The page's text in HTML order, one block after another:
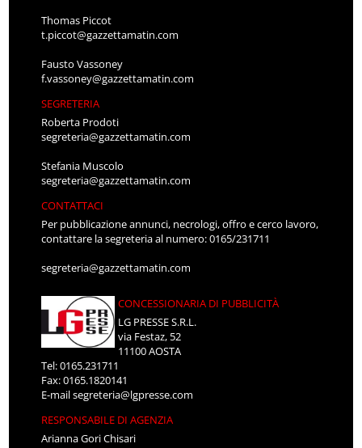
Thomas Piccot
t.piccot@gazzettamatin.com
Fausto Vassoney
f.vassoney@gazzettamatin.com
SEGRETERIA
Roberta Prodoti
segreteria@gazzettamatin.com
Stefania Muscolo
segreteria@gazzettamatin.com
CONTATTACI
Per pubblicazione annunci, necrologi, offro e cerco lavoro,
contattare la segreteria al numero: 0165/231711
segreteria@gazzettamatin.com
CONCESSIONARIA DI PUBBLICITÀ
LG PRESSE S.R.L.
via Festaz, 52
11100 AOSTA
Tel: 0165.231711
Fax: 0165.1820141
E-mailsegreteria@lgpresse.com
RESPONSABILE DI AGENZIA
Arianna Gori Chisari